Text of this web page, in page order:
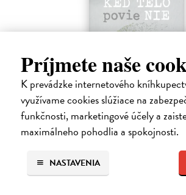
Príjmete naše
K prevádzke internetového
využívame cookies slúžiace na
funkčnosti, marketingové účely a
maximálneho pohodlia a spokojnosti.
NASTAVENIA
Keď telo povie nie
Maté Gábor| Elektronická audiokniha
Prevencia pred chorobami ľudstvo zamestnáva od
uznávaný autor Gábor Maté verí, že spôsob akým
využívame svoju mozgovú kapacitu, má vplyv aj
Na stiahnutie ako